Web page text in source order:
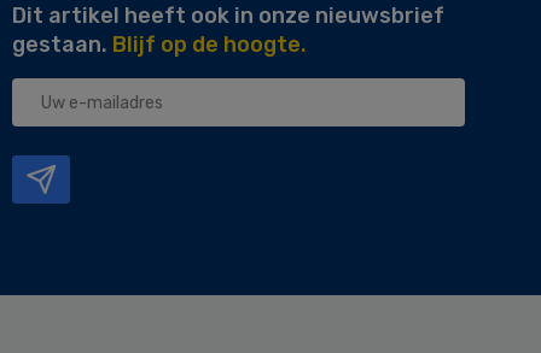
Dit artikel heeft ook in onze nieuwsbrief
gestaan. Blijf op de hoogte.
Uw